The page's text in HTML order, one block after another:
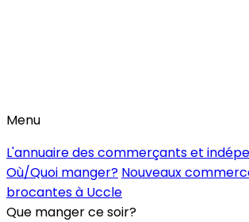
Menu
L'annuaire des commerçants et
Où/Quoi manger? Nouveaux
brocantes à Uccle
Que manger ce soir?